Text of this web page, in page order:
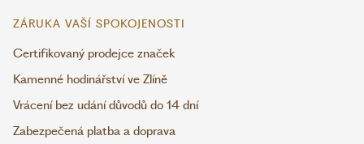
ZÁRUKA VAŠÍ SPOKOJENOSTI
Certifikovaný prodejce značek
Kamenné hodinářství ve Zlíně
Vrácení bez udání důvodů do 14 dní
Zabezpečená platba a doprava